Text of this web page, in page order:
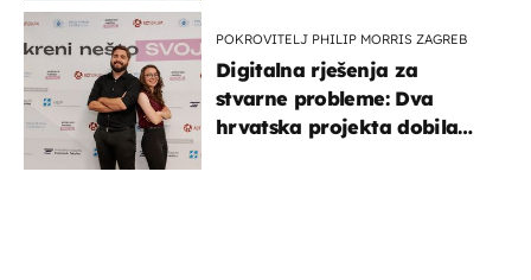
POKROVITELJ PHILIP MORRIS ZAGREB
Digitalna rješenja za
stvarne probleme: Dva
hrvatska projekta dobila